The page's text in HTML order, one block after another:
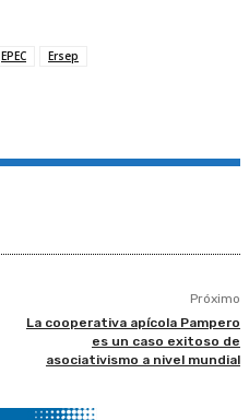
EPEC Ersep
Próximo
La cooperativa apícola Pampero
es un caso exitoso de
asociativismo a nivel mundial